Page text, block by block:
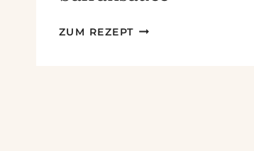
ZUM REZEPTHANDGEMACHTE